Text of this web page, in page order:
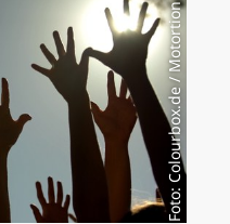
Foto: Colourbox.de / Motortion